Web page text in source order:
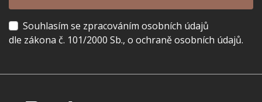
Souhlasím se zpracováním osobních údajů
dle zákona č. 101/2000 Sb., o ochraně osobních údajů.